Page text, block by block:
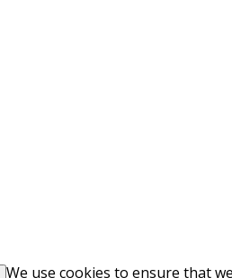
We use cookies to ensure that